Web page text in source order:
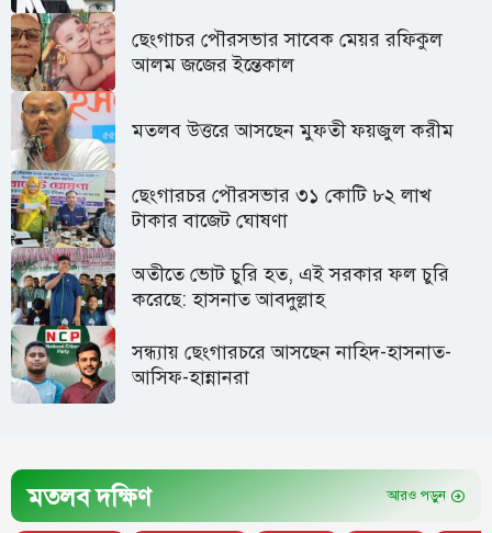
ছেংগাচর পৌরসভার সাবেক মেয়র রফিকুল
আলম জজের ইন্তেকাল
মতলব উত্তরে আসছেন মুফতী ফয়জুল করীম
ছেংগারচর পৌরসভার ৩১ কোটি ৮২ লাখ
টাকার বাজেট ঘোষণা
অতীতে ভোট চুরি হত, এই সরকার ফল চুরি
করেছে: হাসনাত আবদুল্লাহ
সন্ধ্যায় ছেংগারচরে আসছেন নাহিদ-হাসনাত-
আসিফ-হান্নানরা
মতলব দক্ষিণ আরও পড়ুন